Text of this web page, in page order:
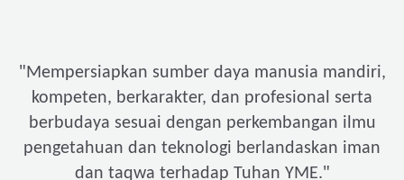
"Mempersiapkan sumber daya manusia mandiri,
kompeten, berkarakter, dan profesional serta
berbudaya sesuai dengan perkembangan ilmu
pengetahuan dan teknologi berlandaskan iman
dan taqwa terhadap Tuhan YME."